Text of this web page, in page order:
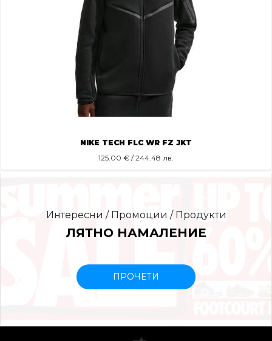
NIKE TECH FLC WR FZ JKT
125.00 € / 244.48 лв.
Интересни / Промоции / Продукти
ЛЯТНО НАМАЛЕНИЕ
ПРОЧЕТИ